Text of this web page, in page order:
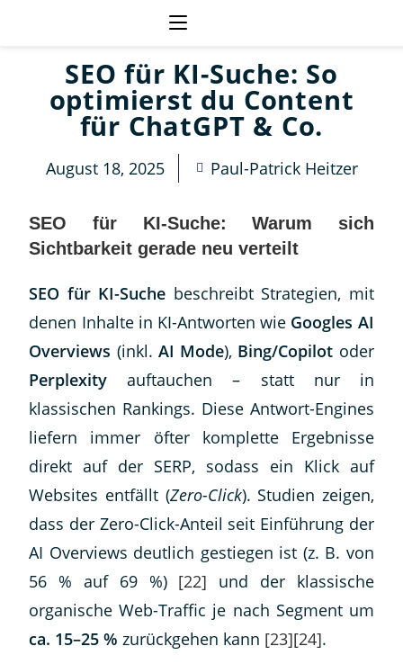
SEO für KI-Suche: So
optimierst du Content
für ChatGPT & Co.
August 18, 2025 Paul-Patrick Heitzer
SEO für KI-Suche: Warum sich
Sichtbarkeit gerade neu verteilt
SEO für KI-Suche beschreibt Strategien, mit
denen Inhalte in KI-Antworten wie Googles AI
Overviews (inkl. AI Mode), Bing/Copilot oder
Perplexity auftauchen – statt nur in
klassischen Rankings. Diese Antwort-Engines
liefern immer öfter komplette Ergebnisse
direkt auf der SERP, sodass ein Klick auf
Websites entfällt (Zero-Click). Studien zeigen,
dass der Zero-Click-Anteil seit Einführung der
AI Overviews deutlich gestiegen ist (z. B. von
56 % auf 69 %) [22] und der klassische
organische Web-Traffic je nach Segment um
ca. 15–25 % zurückgehen kann [23][24].